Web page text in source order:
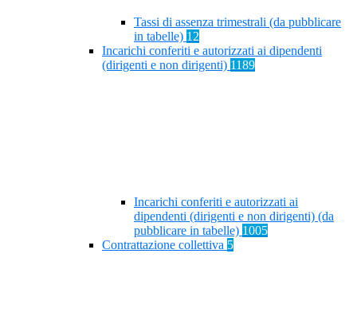
Tassi di assenza trimestrali (da pubblicare
in tabelle) 12
Incarichi conferiti e autorizzati ai dipendenti
(dirigenti e non dirigenti) 1189
Incarichi conferiti e autorizzati ai
dipendenti (dirigenti e non dirigenti) (da
pubblicare in tabelle) 1005
Contrattazione collettiva 5